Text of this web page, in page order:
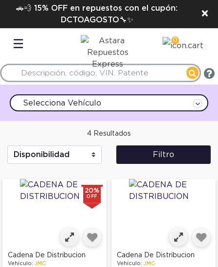
🚗💨 15% OFF en repuestos con el cupón:
DCTOAGOSTO🔧✨
×
☰ 0
Selecciona Vehículo
4 Resultados
Filtro
20%
OFF
Cadena De Distribucion
Vehículo: JMC
Cadena De Distribucion
Vehículo: JMC